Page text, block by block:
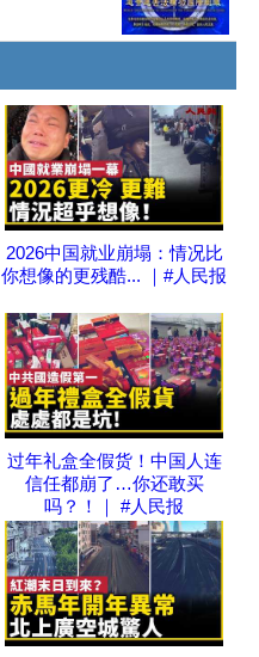
2026中国就业崩塌：情况比
你想像的更残酷... ｜#人民报
过年礼盒全假货！中国人连
信任都崩了…你还敢买
吗？！｜ #人民报